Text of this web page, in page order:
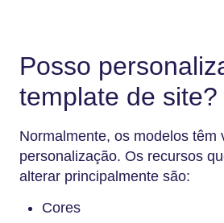
Posso
template de site?
Normalmente, os modelos têm
personalização. Os recursos
alterar principalmente são:
Cores